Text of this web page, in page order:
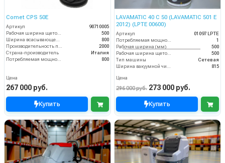
Comet CPS 50E
Артикул
90710005
Рабочая ширина щеток (мм)
500
Ширина всасывающей балки (мм)
800
Производительность по площади (м2/ч)
2000
Страна-производитель
Италия
Потребляемая мощность (Вт)
800
Цена
267 000 руб.
Купить
LAVAMATIC 40 C 50 (LAVAMATIC 501 E
2012) (LPTE 00600)
Артикул
01097 LPTE
Потребляемая мощность (кВт)
1
Рабочая ширина (мм)
500
Рабочая ширина щеток (мм)
500
Тип машины
Сетевая
Ширина вакуумной чистки (мм)
815
Цена
296 000 руб. 273 000 руб.
Купить